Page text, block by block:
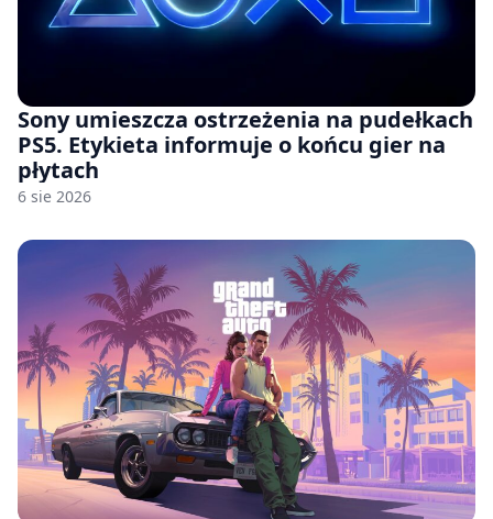
Sony umieszcza ostrzeżenia na pudełkach
PS5. Etykieta informuje o końcu gier na
płytach
6 sie 2026